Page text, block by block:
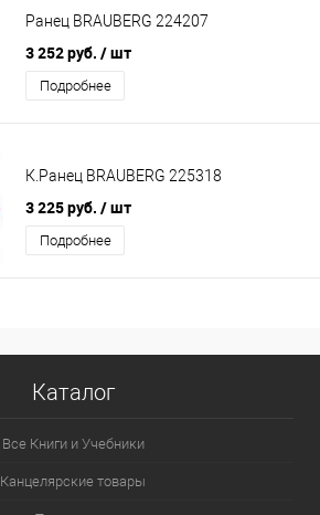
Ранец BRAUBERG 224207
3 252 руб. / шт
Подробнее
К.Ранец BRAUBERG 225318
3 225 руб. / шт
Подробнее
Каталог
Все Книги и Учебники
Канцелярские товары